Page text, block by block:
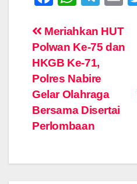
c
e
b
o
o
k
at
s
A
p
p
e
gr
a
m
ail
Post
navigation
Meriahkan HUT
Polwan Ke-75 dan
HKGB Ke-71,
Polres Nabire
Gelar Olahraga
Bersama Disertai
Perlombaan